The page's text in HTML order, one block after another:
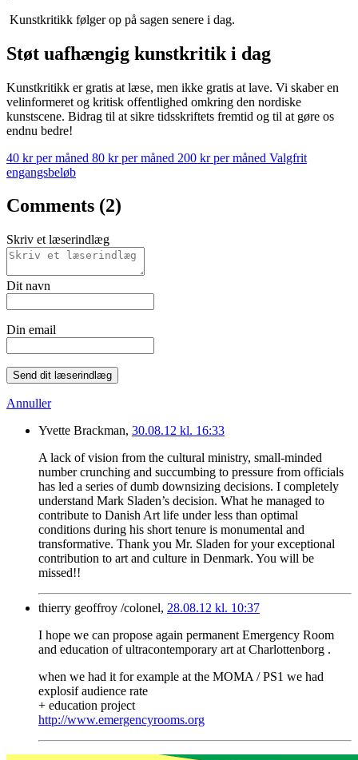
Kunstkritikk følger op på sagen senere i dag.
Støt uafhængig kunstkritik i dag
Kunstkritikk er gratis at læse, men ikke gratis at lave. Vi skaber en
velinformeret og kritisk offentlighed omkring den nordiske
kunstscene. Bidrag til at sikre tidsskriftets fremtid og til at gøre os
endnu bedre!
40 kr per måned 80 kr per måned 200 kr per måned Valgfrit
engangsbeløb
Comments (2)
Skriv et læserindlæg
Dit navn
Din email
Send dit læserindlæg
Annuller
Yvette Brackman, 30.08.12 kl. 16:33
A lack of vision from the cultural ministry, small-minded
number crunching and succumbing to pressure from officials
has led a series of dumb downsizing decisions. I completely
understand Mark Sladen’s decision. What he managed to
contribute to Danish Art life under less than optimal
conditions during his short tenure is monumental and
transformative. Thank you Mr. Sladen for your exceptional
contribution to art and culture in Denmark. You will be
missed!!
thierry geoffroy /colonel, 28.08.12 kl. 10:37
I hope we can propose again permanent Emergency Room
and education of ultracontemporary art at Charlottenborg .
when we had it for example at the MOMA / PS1 we had
explosif audience rate
+ education project
http://www.emergencyrooms.org